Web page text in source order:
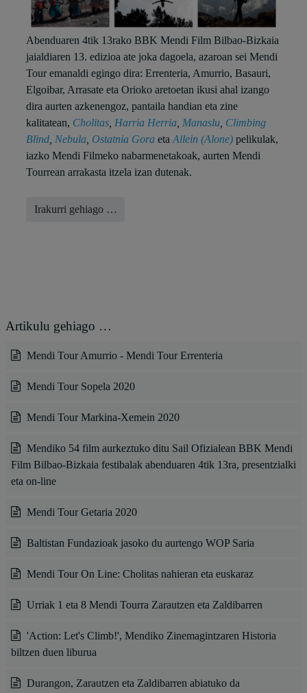
Abenduaren 4tik 13rako BBK Mendi Film Bilbao-Bizkaia
jaialdiaren 13. edizioa ate joka dagoela, azaroan sei Mendi
Tour emanaldi egingo dira: Errenteria, Amurrio, Basauri,
Elgoibar, Arrasate eta Orioko aretoetan ikusi ahal izango
dira aurten azkenengoz, pantaila handian eta zine
kalitatean, Cholitas Harria Herria Manaslu Climbing
Blind Nebula Ostatnia Gora eta Allein (Alone) pelikulak,
iazko Mendi Filmeko nabarmenetakoak, aurten Mendi
Tourrean arrakasta itzela izan dutenak.
Irakurri gehiago …
Artikulu gehiago …
Mendi Tour Amurrio - Mendi Tour Errenteria
Mendi Tour Sopela 2020
Mendi Tour Markina-Xemein 2020
Mendiko 54 film aurkeztuko ditu Sail Ofizialean BBK Mendi
Film Bilbao-Bizkaia festibalak abenduaren 4tik 13ra, presentzialki
eta on-line
Mendi Tour Getaria 2020
Baltistan Fundazioak jasoko du aurtengo WOP Saria
Mendi Tour On Line: Cholitas nahieran eta euskaraz
Urriak 1 eta 8 Mendi Tourra Zarautzen eta Zaldibarren
'Action: Let's Climb!', Mendiko Zinemagintzaren Historia
biltzen duen liburua
Durangon, Zarautzen eta Zaldibarren abiatuko da